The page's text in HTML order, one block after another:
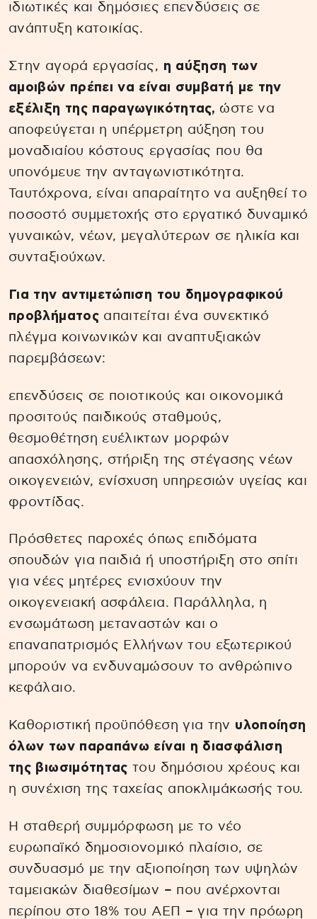
ιδιωτικές και δημόσιες επενδύσεις σε
ανάπτυξη κατοικίας.
Στην αγορά εργασίας, η αύξηση των
αμοιβών πρέπει να είναι συμβατή με την
εξέλιξη της παραγωγικότητας, ώστε να
αποφεύγεται η υπέρμετρη αύξηση του
μοναδιαίου κόστους εργασίας που θα
υπονόμευε την ανταγωνιστικότητα.
Ταυτόχρονα, είναι απαραίτητο να αυξηθεί το
ποσοστό συμμετοχής στο εργατικό δυναμικό
γυναικών, νέων, μεγαλύτερων σε ηλικία και
συνταξιούχων.
Για την αντιμετώπιση του δημογραφικού
προβλήματοςαπαιτείται ένα συνεκτικό
πλέγμα κοινωνικών και αναπτυξιακών
παρεμβάσεων:
επενδύσεις σε ποιοτικούς και οικονομικά
προσιτούς παιδικούς σταθμούς,
θεσμοθέτηση ευέλικτων μορφών
απασχόλησης, στήριξη της στέγασης νέων
οικογενειών, ενίσχυση υπηρεσιών υγείας και
φροντίδας.
Πρόσθετες παροχές όπως επιδόματα
σπουδών για παιδιά ή υποστήριξη στο σπίτι
για νέες μητέρες ενισχύουν την
οικογενειακή ασφάλεια. Παράλληλα, η
ενσωμάτωση μεταναστών και ο
επαναπατρισμός Ελλήνων του εξωτερικού
μπορούν να ενδυναμώσουν το ανθρώπινο
κεφάλαιο.
Καθοριστική προϋπόθεση για την υλοποίηση
όλων των παραπάνω είναι η διασφάλιση
της βιωσιμότητας του δημόσιου χρέους και
η συνέχιση της ταχείας αποκλιμάκωσής του.
Η σταθερή συμμόρφωση με το νέο
ευρωπαϊκό δημοσιονομικό πλαίσιο, σε
συνδυασμό με την αξιοποίηση των υψηλών
ταμειακών διαθεσίμων – που ανέρχονται
περίπου στο 18% του ΑΕΠ – για την πρόωρη